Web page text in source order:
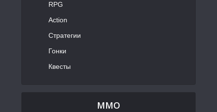
RPG
Action
Стратегии
Гонки
Квесты
MMO